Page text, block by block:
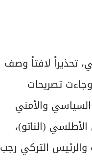
تحذيراً لافتاً وصف
تصريحات
والأمني
(الناتو)،
والرئيس التركي رجب